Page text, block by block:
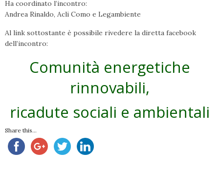
Ha coordinato l’incontro:
Andrea Rinaldo, Acli Como e Legambiente
Al link sottostante è possibile rivedere la diretta facebook
dell’incontro:
Comunità energetiche
rinnovabili,
ricadute sociali e ambientali
Share this...